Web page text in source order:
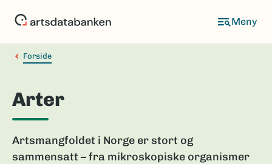
Forside
Arter
Artsmangfoldet i Norge er stort og
sammensatt – fra mikroskopiske organismer